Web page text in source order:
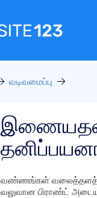
வடிவமைப்பு
வண்ணங்கள்
வலுவான பிராண்ட்